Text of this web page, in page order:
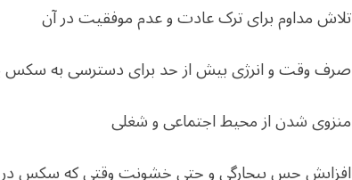
تلاش مداوم برای ترک عادت و عدم موفقیت در آن
صرف وقت و انرژی بیش از حد برای دسترسی به
منزوی شدن از محیط اجتماعی و شغلی
افزایش حس بیچارگی و حتی خشونت وقتی که سکس